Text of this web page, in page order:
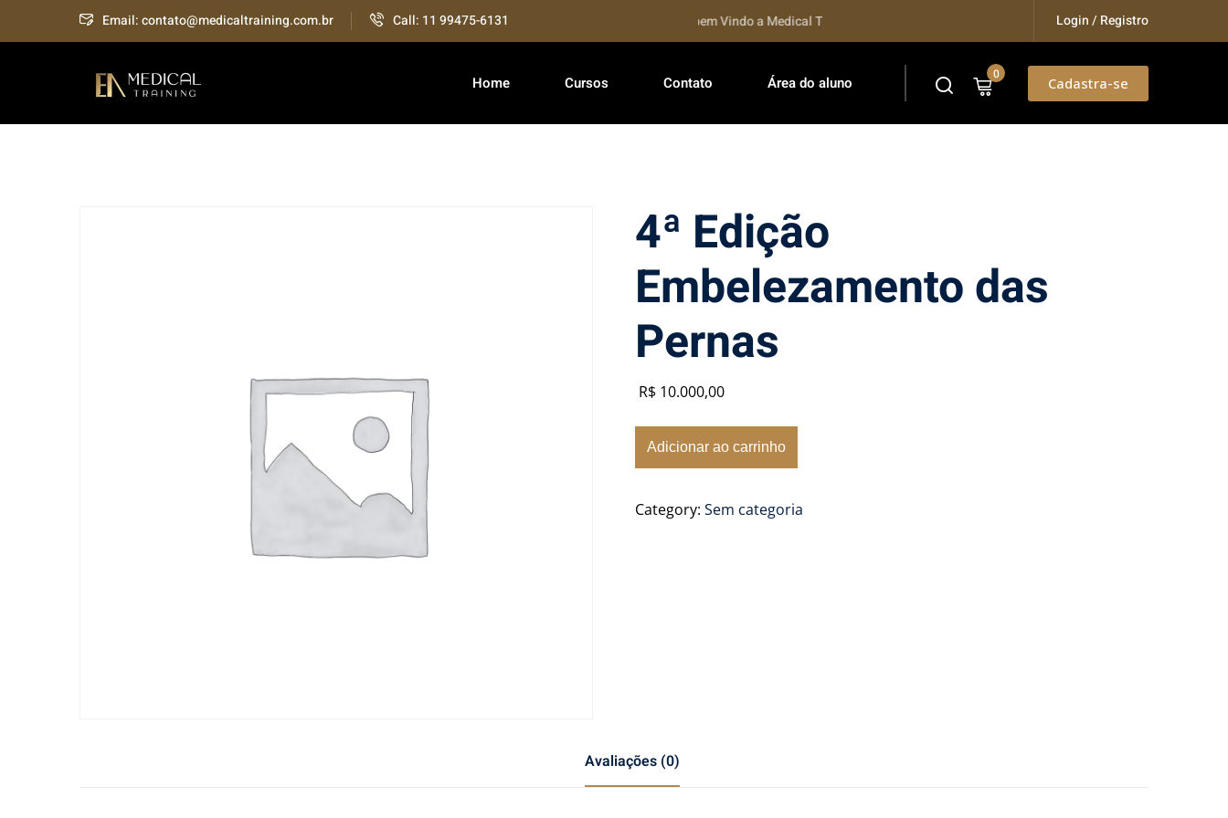
Email: contato@medicaltraining.com.br Call: 11 99475-6131 Seja bem Vindo a Medical Training... Login / Registro
Home Cursos Contato Área do aluno 0 Cadastra-se
4ª Edição
Embelezamento das
Pernas
R$ 10.000,00
das
Adicionar ao carrinho
Category: Sem categoria
Avaliações (0)